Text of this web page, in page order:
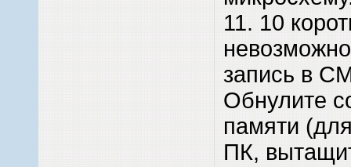
11. 10
запись в
Обнулите
памяти
ПК,